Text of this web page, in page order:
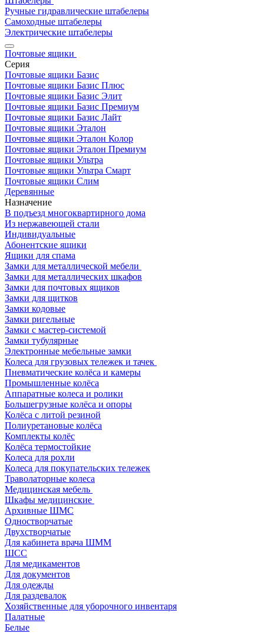
Ручные гидравлические штабелеры
Самоходные штабелеры
Электрические штабелеры
Почтовые ящики
Серия
Почтовые ящики Базис
Почтовые ящики Базис Плюс
Почтовые ящики Базис Элит
Почтовые ящики Базис Премиум
Почтовые ящики Базис Лайт
Почтовые ящики Эталон
Почтовые ящики Эталон Колор
Почтовые ящики Эталон Премиум
Почтовые ящики Ультра
Почтовые ящики Ультра Смарт
Почтовые ящики Слим
Деревянные
Назначение
В подъезд многоквартирного дома
Из нержавеющей стали
Индивидуальные
Абонентские ящики
Ящики для спама
Замки для металлической мебели
Замки для металлических шкафов
Замки для почтовых ящиков
Замки для щитков
Замки кодовые
Замки ригельные
Замки с мастер-системой
Замки тубулярные
Электронные мебельные замки
Колеса для грузовых тележек и тачек
Пневматические колёса и камеры
Промышленные колёса
Аппаратные колеса и ролики
Большегрузные колёса и опоры
Колёса с литой резиной
Полиуретановые колёса
Комплекты колёс
Колёса термостойкие
Колеса для рохли
Колеса для покупательских тележек
Траволаторные колеса
Медицинская мебель
Шкафы медицинские
Архивные ШМС
Одностворчатые
Двухстворчатые
Для кабинета врача ШММ
ШСС
Для медикаментов
Для документов
Для одежды
Для раздевалок
Хозяйственные для уборочного инвентаря
Палатные
Белые